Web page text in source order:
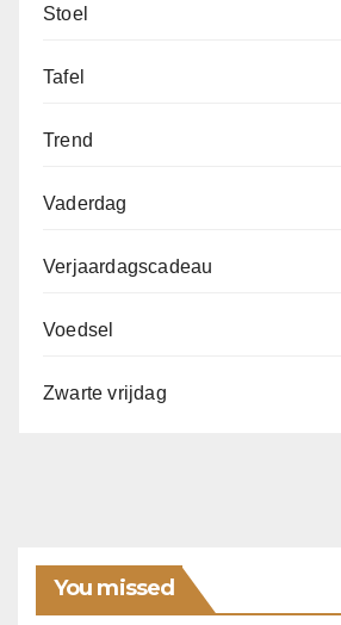
Stoel
Tafel
Trend
Vaderdag
Verjaardagscadeau
Voedsel
Zwarte vrijdag
You missed